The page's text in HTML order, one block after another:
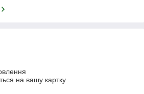
на вашу картку